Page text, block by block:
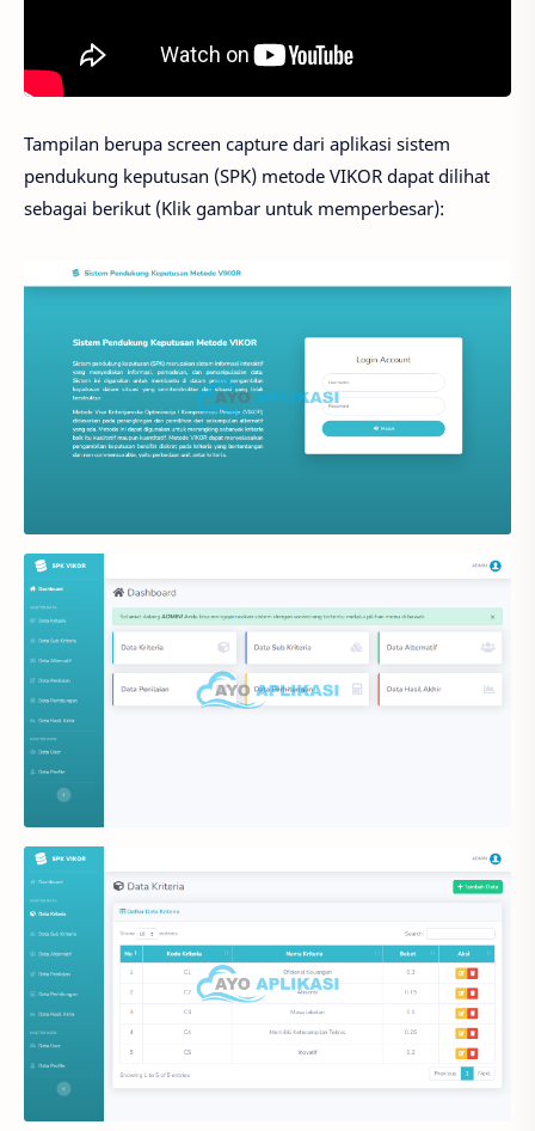
Tampilan berupa screen capture dari aplikasi sistem
pendukung keputusan (SPK) metode VIKOR dapat dilihat
sebagai berikut (Klik gambar untuk memperbesar):